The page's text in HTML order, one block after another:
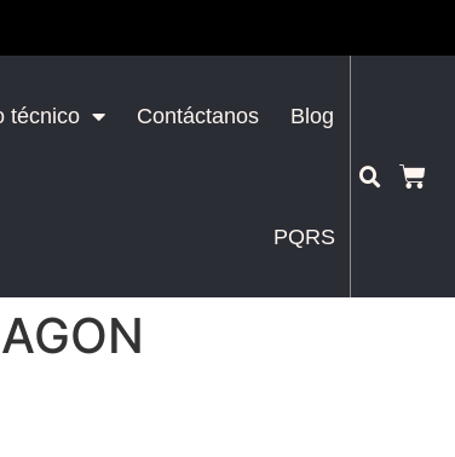
técnico Contáctanos Blog
PQRS